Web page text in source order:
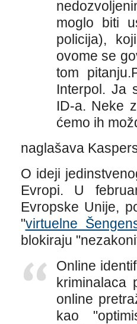
moglo biti
policija),
ovome se
tom
Interpol. Ja
ID-a. Neke
ćemo ih
naglašava
O ideji
Evropi. U
Evropske Unije,
"virtuelne
blokiraju
Online
kriminalaca
online
kao